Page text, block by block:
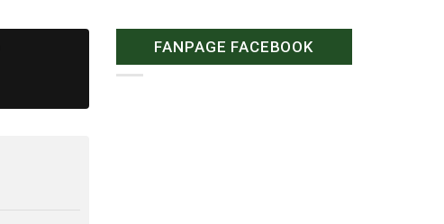
FANPAGE FACEBOOK